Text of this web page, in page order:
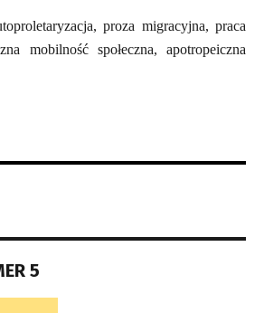
proza migracyjna, praca
mobilność społeczna, apotropeiczna
5